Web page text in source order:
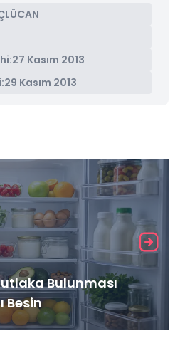
27 Kasım 2013
29 Kasım 2013
Bulunması
Besin